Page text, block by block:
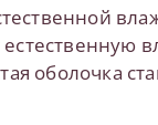
оболочка